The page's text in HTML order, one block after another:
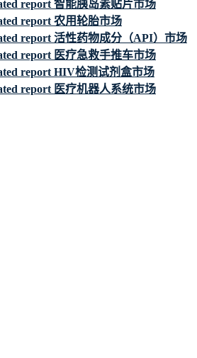
智能胰岛素贴片市场
农用轮胎市场
活性药物成分（API）市场
医疗急救手推车市场
HIV检测试剂盒市场
医疗机器人系统市场